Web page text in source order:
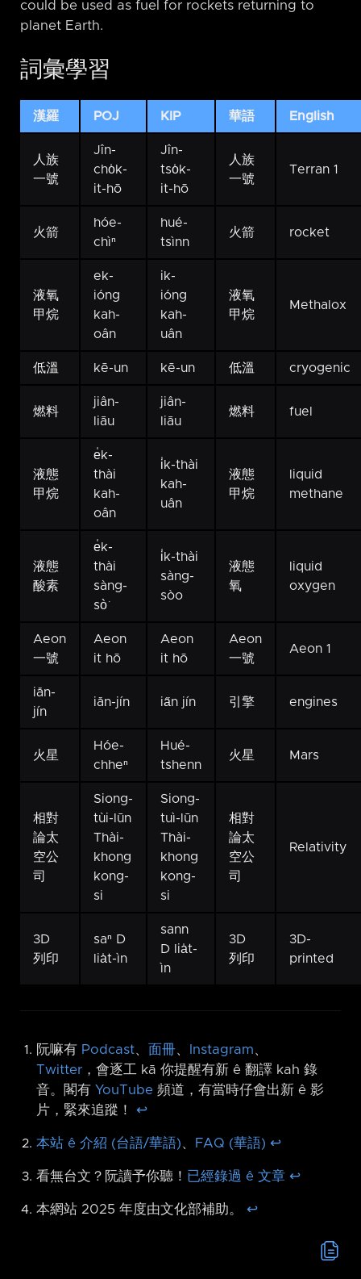
could be used as fuel for rockets returning to
planet Earth.
詞彙學習
漢羅 POJ KIP 華語 English
人族
一號
Jîn-
cho̍k-
it-hō
Jîn-
tso̍k-
it-hō
人族
一號
Terran 1
火箭
hóe-
chìⁿ
hué-
tsìnn
火箭 rocket
液氧
甲烷
ek-
ióng
kah-
oân
ik-
ióng
kah-
uân
液氧
甲烷
Methalox
低溫 kē-un kē-un 低溫 cryogenic
燃料
jiân-
liāu
jiân-
liāu
燃料 fuel
液態
甲烷
e̍k-
thài
kah-
oân
i̍k-thài
kah-
uân
液態
甲烷
liquid
methane
液態
酸素
e̍k-
thài
sàng-
sò͘
i̍k-thài
sàng-
sòo
液態
氧
liquid
oxygen
Aeon
一號
Aeon
it hō
Aeon
it hō
Aeon
一號
Aeon 1
iăn-
jín
iăn-jín ia̋n jín 引擎 engines
火星
Hóe-
chheⁿ
Hué-
tshenn
火星 Mars
相對
論太
空公
司
Siong-
tùi-lūn
Thài-
khong
kong-
si
Siong-
tuì-lūn
Thài-
khong
kong-
si
相對
論太
空公
司
Relativity
3D
列印
saⁿ D
lia̍t-ìn
sann
D lia̍t-
ìn
3D
列印
3D-
printed
阮嘛有 Podcast、 面冊、 Instagram、
Twitter ，會逐工 kā 你提醒有新 ê 翻譯 kah 錄
音。閣有 YouTube 頻道，有當時仔會出新 ê 影
片，緊來追蹤！ ↩︎
本站 ê 介紹 (台語/華語)、 FAQ (華語) ↩︎
看無台文？阮讀予你聽！ 已經錄過 ê 文章 ↩︎
本網站 2025 年度由文化部補助。 ↩︎